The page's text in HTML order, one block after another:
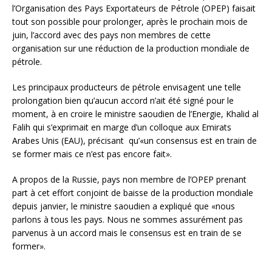
l’Organisation des Pays Exportateurs de Pétrole (OPEP) faisait
tout son possible pour prolonger, après le prochain mois de
juin, l’accord avec des pays non membres de cette
organisation sur une réduction de la production mondiale de
pétrole.
Les principaux producteurs de pétrole envisagent une telle
prolongation bien qu’aucun accord n’ait été signé pour le
moment, à en croire le ministre saoudien de l’Energie, Khalid al
Falih qui s’exprimait en marge d’un colloque aux Emirats
Arabes Unis (EAU), précisant qu’«un consensus est en train de
se former mais ce n’est pas encore fait».
A propos de la Russie, pays non membre de l’OPEP prenant
part à cet effort conjoint de baisse de la production mondiale
depuis janvier, le ministre saoudien a expliqué que «nous
parlons à tous les pays. Nous ne sommes assurément pas
parvenus à un accord mais le consensus est en train de se
former».